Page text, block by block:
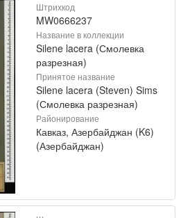
Штрихкод
MW0666237
Название в коллекции
Silene lacera (Смолевка
разрезная)
Принятое название
Silene lacera (Steven) Sims
(Смолевка разрезная)
Районирование
Кавказ, Азербайджан (K6)
(Азербайджан)